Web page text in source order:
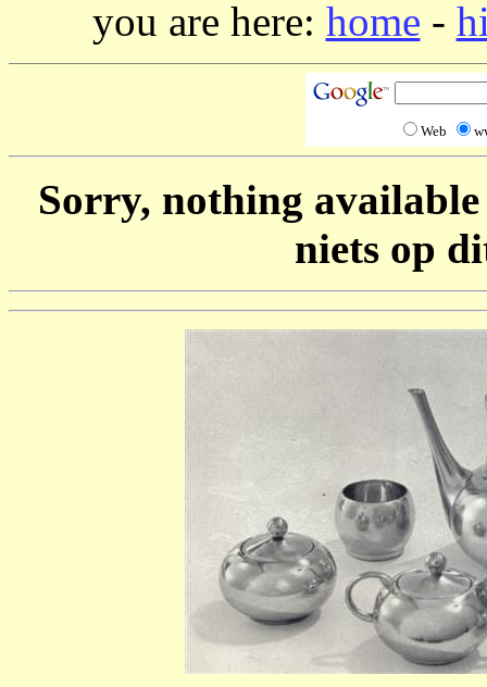
you are here: home -
Web
Sorry, nothing
niets op